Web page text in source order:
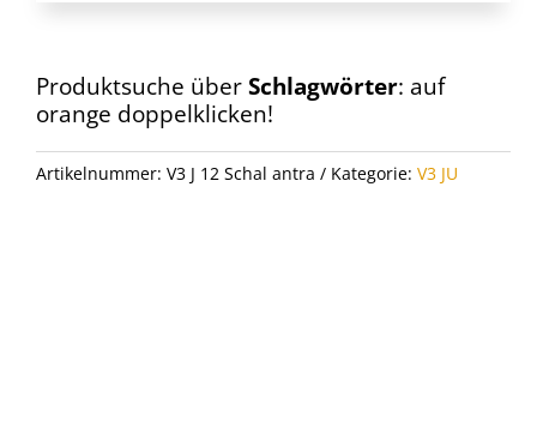
Produktsuche überSchlagwörter: auf
orange doppelklicken!
Artikelnummer: V3 J 12 Schal antra Kategorie: V3 JU